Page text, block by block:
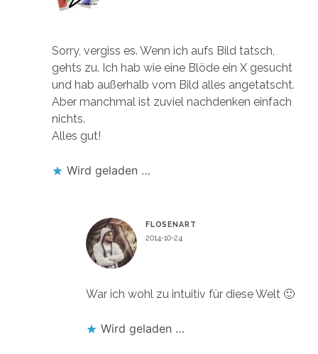
Sorry, vergiss es. Wenn ich aufs Bild tatsch,
gehts zu. Ich hab wie eine Blöde ein X gesucht
und hab außerhalb vom Bild alles angetatscht.
Aber manchmal ist zuviel nachdenken einfach
nichts.
Alles gut!
Wird geladen …
FLOSENART
2014-10-24
War ich wohl zu intuitiv für diese Welt 🙂
Wird geladen …